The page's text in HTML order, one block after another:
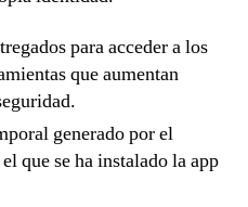
para acceder a los
que aumentan
generado por el
que se ha instalado la app